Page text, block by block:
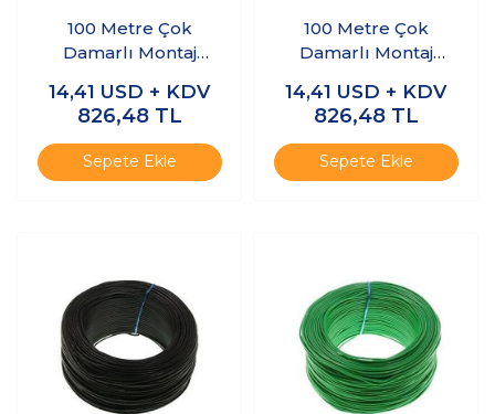
100 Metre Çok
Damarlı Montaj
14,41 USD + KDV
826,48 TL
Sepete Ekle
100 Metre Çok
Damarlı Montaj
14,41 USD + KDV
826,48 TL
Sepete Ekle